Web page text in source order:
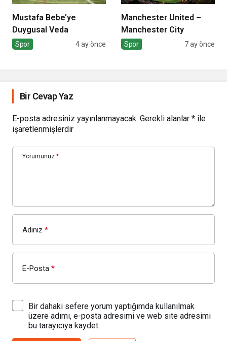
Mustafa Bebe’ye
Duygusal Veda
Spor 4 ay önce
Manchester United –
Manchester City
Spor 7 ay önce
Bir Cevap Yaz
E-posta adresiniz yayınlanmayacak. Gerekli alanlar * ile
işaretlenmişlerdir
Yorumunuz *
Adınız *
E-Posta *
Bir dahaki sefere yorum yaptığımda kullanılmak
üzere adımı, e-posta adresimi ve web site adresimi
bu tarayıcıya kaydet.